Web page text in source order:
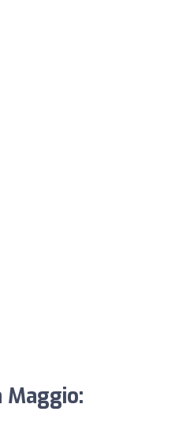
Maggio: